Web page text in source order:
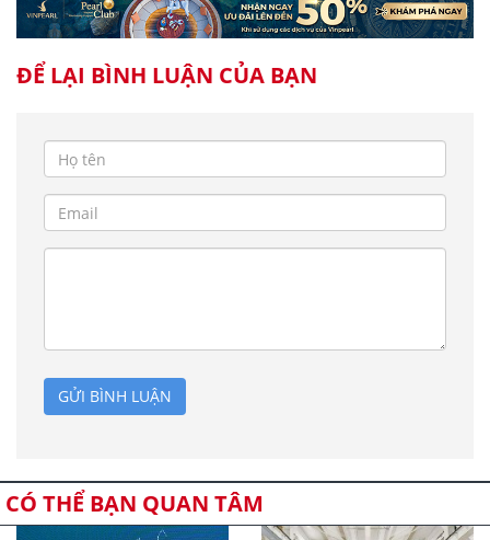
ĐỂ LẠI BÌNH LUẬN CỦA BẠN
GỬI BÌNH LUẬN
CÓ THỂ BẠN QUAN TÂM